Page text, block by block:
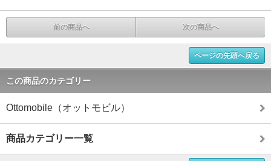
前の商品へ 次の商品へ
ページの先頭へ戻る
この商品のカテゴリー
Ottomobile（オットモビル）
商品カテゴリー一覧